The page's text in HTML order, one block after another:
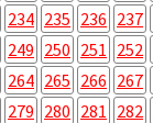
234 235 236 237
249 250 251 252
264 265 266 267
279 280 281 282